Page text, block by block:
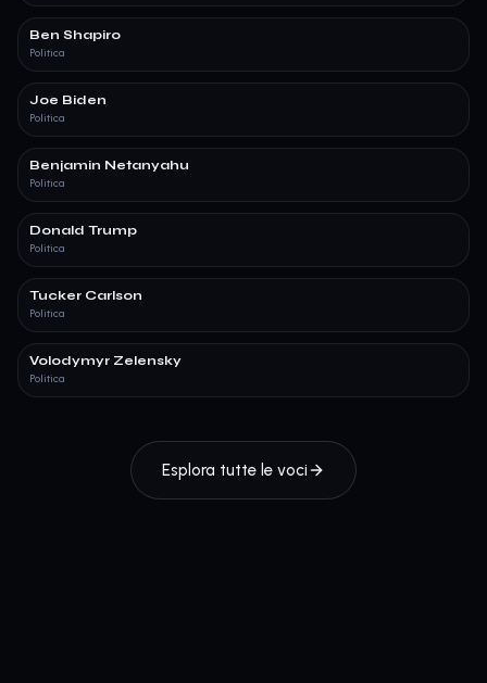
Ben Shapiro
Politica
Joe Biden
Politica
Benjamin Netanyahu
Politica
Donald Trump
Politica
Tucker Carlson
Politica
Volodymyr Zelensky
Politica
Esplora tutte le voci